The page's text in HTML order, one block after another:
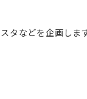
タなどを企画しま